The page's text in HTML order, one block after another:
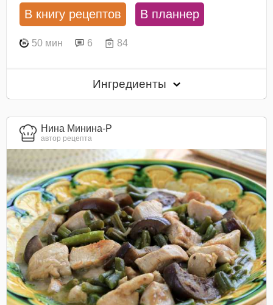
В книгу рецептов В планнер
50 мин 6 84
Ингредиенты
Нина Минина-Р
автор рецепта